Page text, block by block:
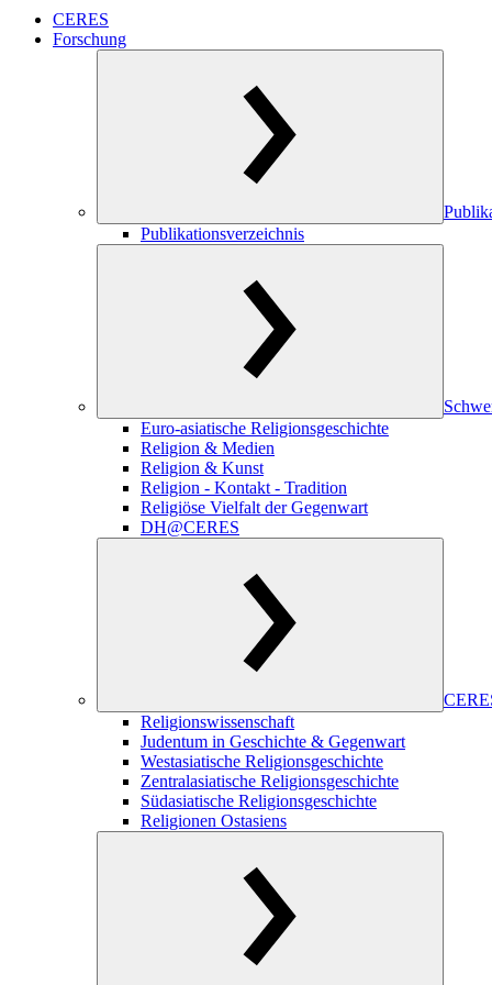
CERES
Forschung
Publikationsverzeichnis
Euro-asiatische Religionsgeschichte
Religion & Medien
Religion & Kunst
Religion - Kontakt - Tradition
Religiöse Vielfalt der Gegenwart
DH@CERES
Religionswissenschaft
Judentum in Geschichte & Gegenwart
Westasiatische Religionsgeschichte
Zentralasiatische Religionsgeschichte
Südasiatische Religionsgeschichte
Religionen Ostasiens